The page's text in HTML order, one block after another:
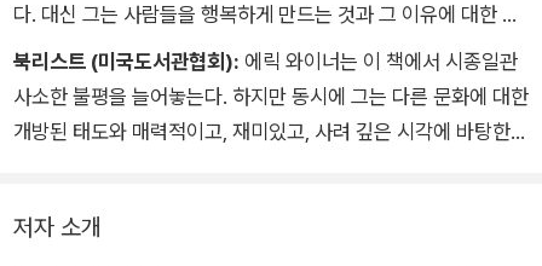
다. 대신 그는 사람들을 행복하게 만드는 것과 그 이유에 대한 질
문을 해결하기 위한 새로운 방법으로 여행을 선택한다. 거기서 일
어난 설레는 만남, 빛나는 영감을 만나볼 차례다.
북리스트 (미국도서관협회): 에릭 와이너는 이 책에서 시종일관
사소한 불평을 늘어놓는다. 하지만 동시에 그는 다른 문화에 대한
개방된 태도와 매력적이고, 재미있고, 사려 깊은 시각에 바탕한
저자 소개